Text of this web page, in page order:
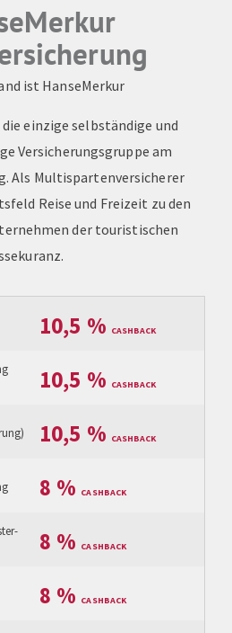
ist HanseMerkur
einzige selbständige und
Versicherungsgruppe am
Als Multispartenversicherer
Reise und Freizeit zu den
der touristischen
10,5 %
10,5 %
10,5 %
8 %
8 %
8 %